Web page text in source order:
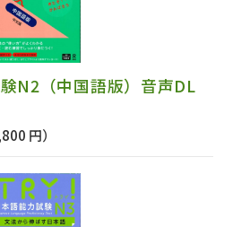
N2（中国語版）音声DL
円）